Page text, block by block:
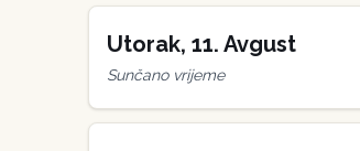
Utorak, 11. Avgust
Sunčano vrijeme